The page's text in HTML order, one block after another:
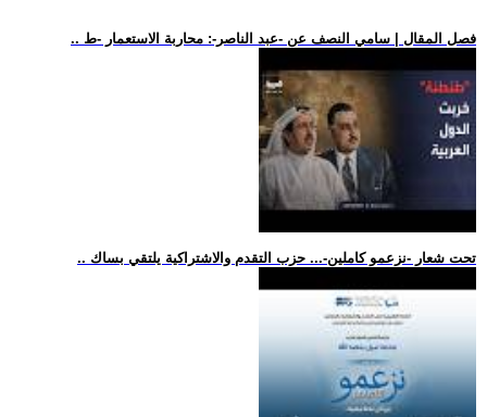
.. فصل المقال | سامي النصف عن -عبد الناصر-: محاربة الاستعمار -ط
.. تحت شعار -نزعمو كاملين-... حزب التقدم والاشتراكية يلتقي بساك